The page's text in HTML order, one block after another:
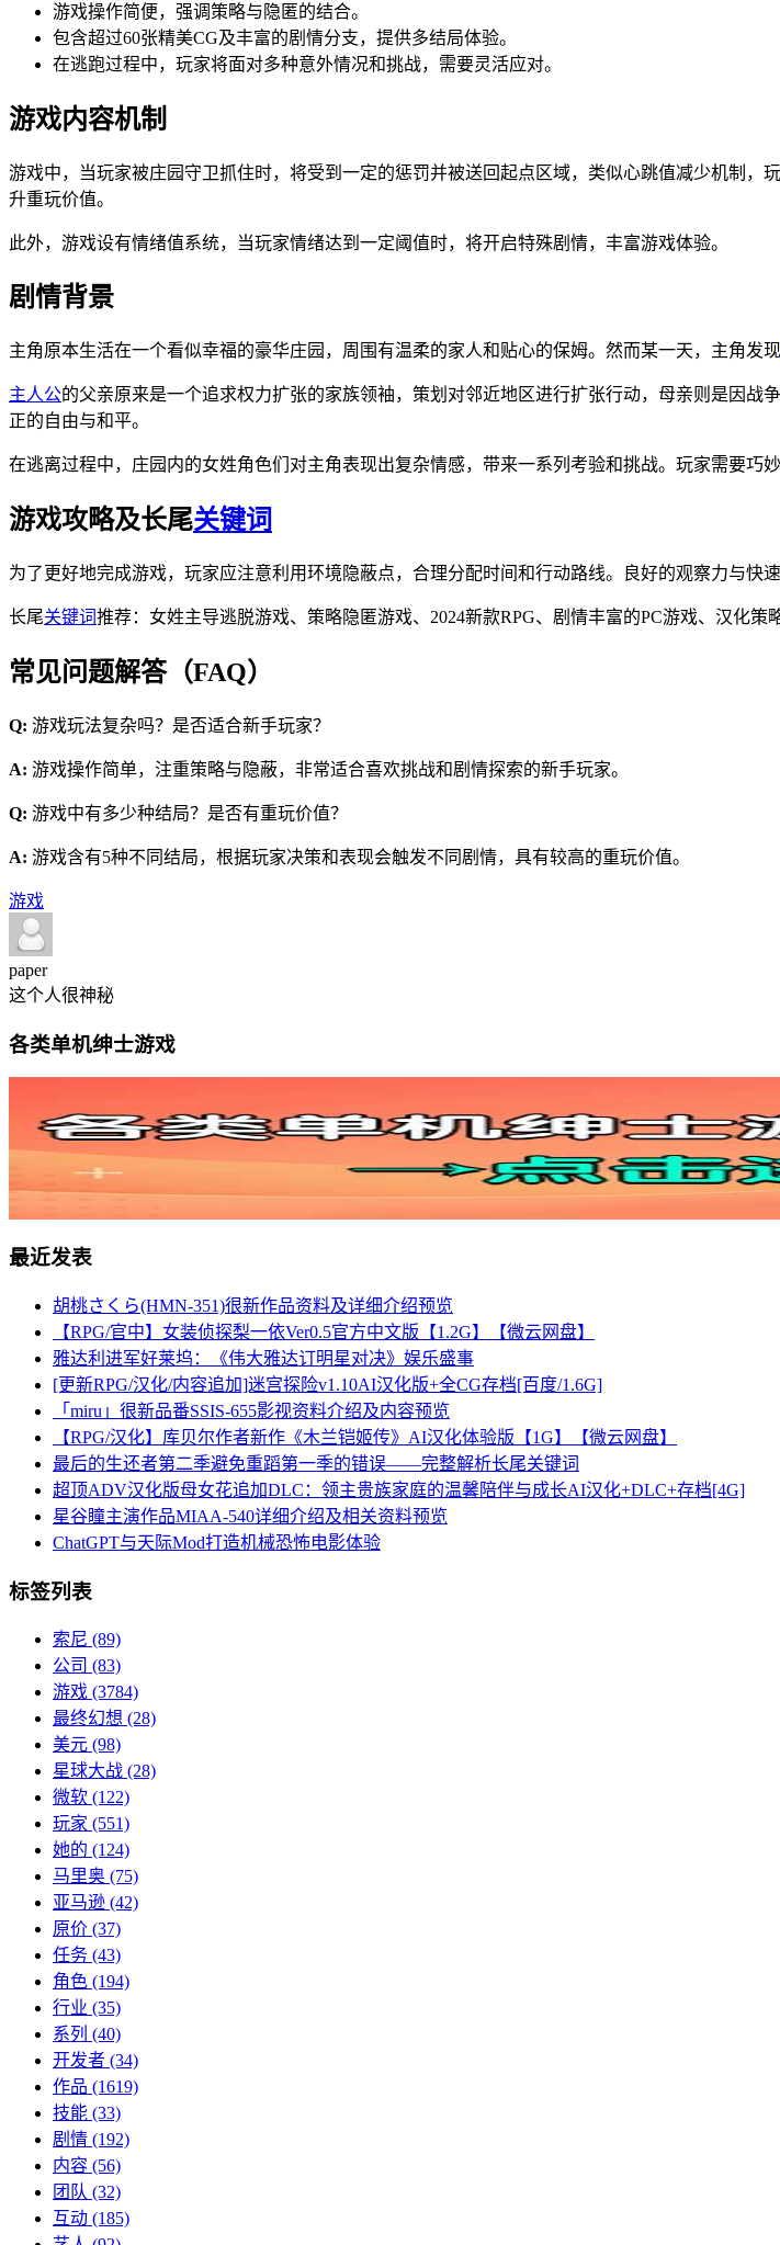
游戏操作简便，强调策略与隐匿的结合。
包含超过60张精美CG及丰富的剧情分支，提供多结局体验。
在逃跑过程中，玩家将面对多种意外情况和挑战，需要灵活应对。
游戏内容机制
游戏中，当玩家被庄园守卫抓住时，将受到一定的惩罚并被送回起点区域，类似心跳值减少机制
升重玩价值。
此外，游戏设有情绪值系统，当玩家情绪达到一定阈值时，将开启特殊剧情，丰富游戏体验。
剧情背景
主角原本生活在一个看似幸福的豪华庄园，周围有温柔的家人和贴心的保姆。然而某一天，主角发现
主人公的父亲原来是一个追求权力扩张的家族领袖，策划对邻近地区进行扩张行动，母亲则是因
正的自由与和平。
在逃离过程中，庄园内的女姓角色们对主角表现出复杂情感，带来一系列考验和挑战。玩家需要巧
游戏攻略及长尾关键词
为了更好地完成游戏，玩家应注意利用环境隐蔽点，合理分配时间和行动路线。良好的观察力与快
长尾关键词推荐：女姓主导逃脱游戏、策略隐匿游戏、2024新款RPG、剧情丰富的PC游戏、汉化策
常见问题解答（FAQ）
Q: 游戏玩法复杂吗？是否适合新手玩家？
A: 游戏操作简单，注重策略与隐蔽，非常适合喜欢挑战和剧情探索的新手玩家。
Q: 游戏中有多少种结局？是否有重玩价值？
A: 游戏含有5种不同结局，根据玩家决策和表现会触发不同剧情，具有较高的重玩价值。
游戏
paper
这个人很神秘
各类单机绅士游戏
最近发表
胡桃さくら(HMN-351)很新作品资料及详细介绍预览
【RPG/官中】女装侦探梨一依Ver0.5官方中文版【1.2G】【微云网盘】
雅达利进军好莱坞：《伟大雅达订明星对决》娱乐盛事
[更新RPG/汉化/内容追加]迷宫探险v1.10AI汉化版+全CG存档[百度/1.6G]
「miru」很新品番SSIS-655影视资料介绍及内容预览
【RPG/汉化】库贝尔作者新作《木兰铠姬传》AI汉化体验版【1G】【微云网盘】
最后的生还者第二季避免重蹈第一季的错误——完整解析长尾关键词
超顶ADV汉化版母女花追加DLC：领主贵族家庭的温馨陪伴与成长AI汉化+DLC+存档[4G]
星谷瞳主演作品MIAA-540详细介绍及相关资料预览
ChatGPT与天际Mod打造机械恐怖电影体验
标签列表
索尼 (89)
公司 (83)
游戏 (3784)
最终幻想 (28)
美元 (98)
星球大战 (28)
微软 (122)
玩家 (551)
她的 (124)
马里奥 (75)
亚马逊 (42)
原价 (37)
任务 (43)
角色 (194)
行业 (35)
系列 (40)
开发者 (34)
作品 (1619)
技能 (33)
剧情 (192)
内容 (56)
团队 (32)
互动 (185)